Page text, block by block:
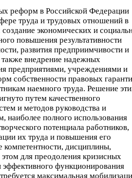
реформ в Российской Федерации
труда и трудовых отношений в
создание экономических и
повышения результативности
развития предприимчивости и
внедрение надежных
предприятиями, учреждениями и
собственности правовых
наемного труда. Решение
путем качественного
и методов руководства и
наиболее полного использования
потенциала работников,
их труда и повышения его
компетентности, дисциплины,
для преодоления кризисных
эффективного функционирования
максимальная